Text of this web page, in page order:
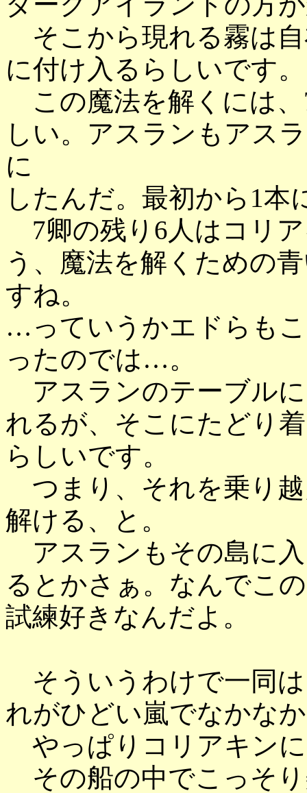
そこから現れる霧は
に付け入るらしいです。
この魔法を解くには
しい。アスランもアス
に
したんだ。最初から1本
7卿の残り6人はコリ
う、魔法を解くための
すね。
…っていうかエドらも
ったのでは…。
アスランのテーブル
れるが、そこにたどり
らしいです。
つまり、それを乗り
解ける、と。
アスランもその島に
るとかさぁ。なんでこ
試練好きなんだよ。
そういうわけで一同
れがひどい嵐でなかな
やっぱりコリアキン
その船の中でこっそ